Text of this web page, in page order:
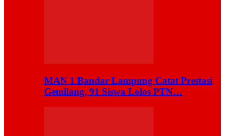
MAN 1 Bandar Lampung Catat Prestasi
Gemilang, 91 Siswa Lolos PTN…